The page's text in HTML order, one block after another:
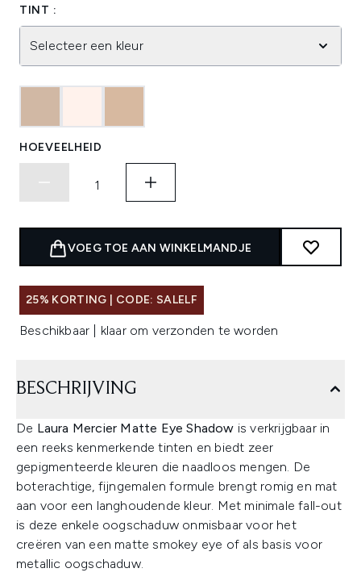
TINT :
Selecteer een kleur
HOEVEELHEID
VOEG TOE AAN WINKELMANDJE
25% KORTING | CODE: SALELF
Beschikbaar | klaar om verzonden te worden
BESCHRIJVING
De Laura Mercier Matte Eye Shadow is verkrijgbaar in
een reeks kenmerkende tinten en biedt zeer
gepigmenteerde kleuren die naadloos mengen. De
boterachtige, fijngemalen formule brengt romig en mat
aan voor een langhoudende kleur. Met minimale fall-out
is deze enkele oogschaduw onmisbaar voor het
creëren van een matte smokey eye of als basis voor
metallic oogschaduw.